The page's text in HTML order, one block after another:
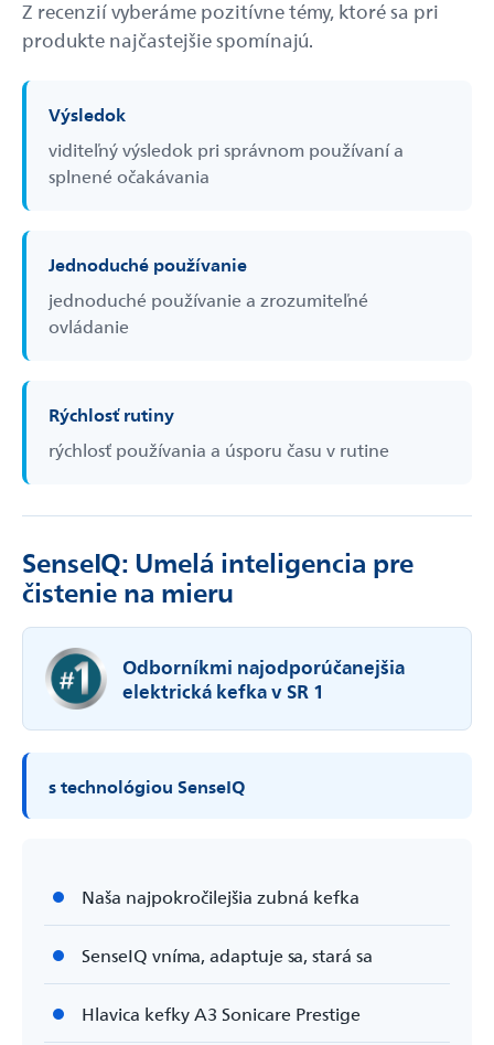
Z recenzií vyberáme pozitívne témy, ktoré sa pri
produkte najčastejšie spomínajú.
Výsledok
viditeľný výsledok pri správnom používaní a
splnené očakávania
Jednoduché používanie
jednoduché používanie a zrozumiteľné
ovládanie
Rýchlosť rutiny
rýchlosť používania a úsporu času v rutine
SenseIQ: Umelá inteligencia pre
čistenie na mieru
Odborníkmi najodporúčanejšia
elektrická kefka v SR 1
s technológiou SenseIQ
Naša najpokročilejšia zubná kefka
SenseIQ vníma, adaptuje sa, stará sa
Hlavica kefky A3 Sonicare Prestige